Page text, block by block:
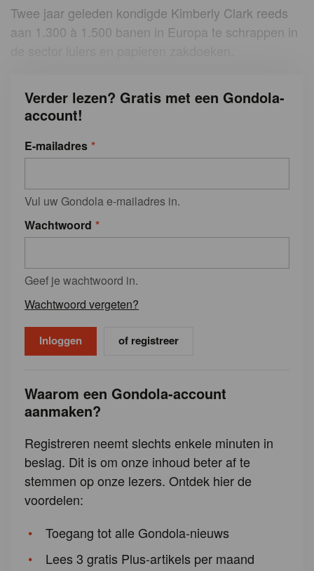
Twee jaar geleden kondigde Kimberly Clark reeds
aan 1.300 à 1.500 banen in Europa te schrappen in
Verder lezen? Gratis met een Gondola-
account!
E-mailadres
Vul uw Gondola e-mailadres in.
Wachtwoord
Geef je wachtwoord in.
Wachtwoord vergeten?
of registreer
Waarom een Gondola-account
aanmaken?
Registreren neemt slechts enkele minuten in
beslag. Dit is om onze inhoud beter af te
stemmen op onze lezers. Ontdek hier de
voordelen:
Toegang tot alle Gondola-nieuws
Lees 3 gratis Plus-artikels per maand